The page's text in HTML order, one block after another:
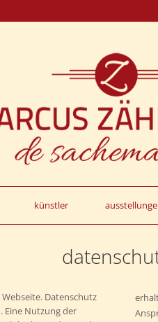
künstler
Datenschutz
Eine Nutzung der